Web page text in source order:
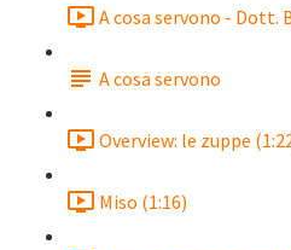
A cosa servono - Dott.
A cosa servono
Overview: le zuppe
Miso (1:16)